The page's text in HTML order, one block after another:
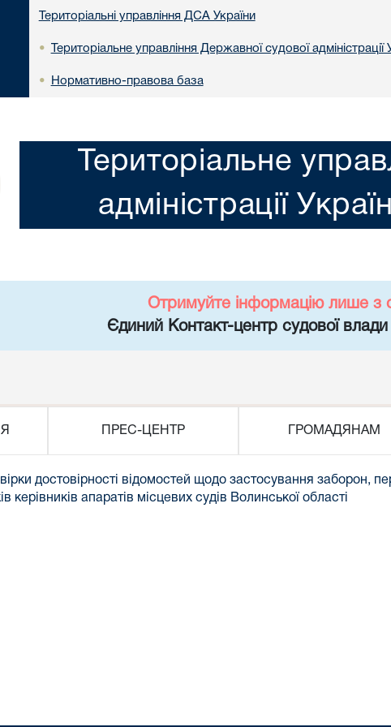
Територіальні управління ДСА України
• Територіальне управління Державної судової
• Нормативно-правова база
Територіальне
адміністрації
Отримуйте інформацію лише з
Єдиний Контакт-центр судової
ПРЕС-ЦЕНТР ГРОМАДЯНАМ
достовірності відомостей щодо застосування заборон,
керівників апаратів місцевих судів Волинської області